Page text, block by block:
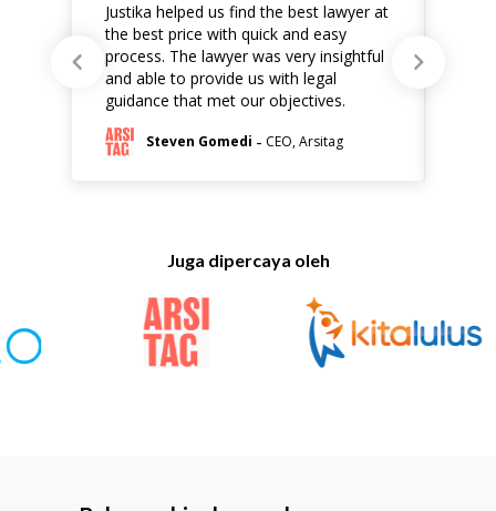
Justika helped us find the best lawyer at
the best price with quick and easy
process. The lawyer was very insightful
and able to provide us with legal
guidance that met our objectives.
Steven Gomedi - CEO, Arsitag
Juga dipercaya oleh